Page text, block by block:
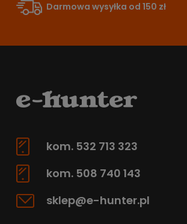
Darmowa wysyłka od 150 zł
kom. 532 713 323
kom. 508 740 143
sklep@e-hunter.pl